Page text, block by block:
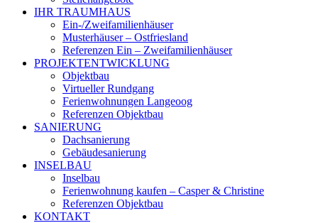
IHR TRAUMHAUS
Ein-/Zweifamilienhäuser
Musterhäuser – Ostfriesland
Referenzen Ein – Zweifamilienhäuser
PROJEKTENTWICKLUNG
Objektbau
Virtueller Rundgang
Ferienwohnungen Langeoog
Referenzen Objektbau
SANIERUNG
Dachsanierung
Gebäudesanierung
INSELBAU
Inselbau
Ferienwohnung kaufen – Casper & Christine
Referenzen Objektbau
KONTAKT